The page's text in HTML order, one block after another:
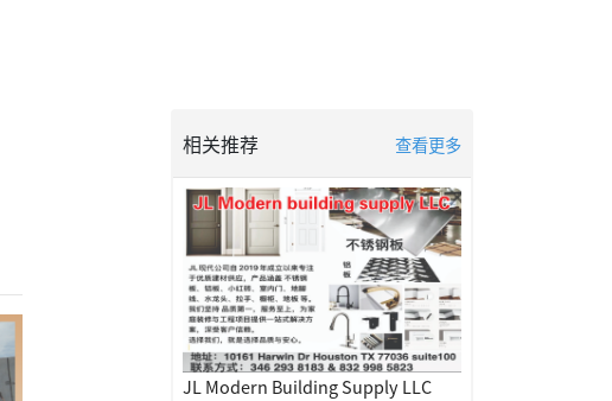
相关推荐 查看更多
JL Modern Building Supply LLC